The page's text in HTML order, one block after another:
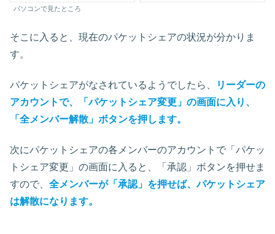
パソコンで見たところ
そこに入ると、現在のパケットシェアの状況が分かりま
す。
パケットシェアがなされているようでしたら、
リーダーの
アカウントで、「パケットシェア変更」の画面に入り、
「全メンバー解散」ボタンを押します。
次にパケットシェアの各メンバーのアカウントで「パケッ
トシェア変更」の画面に入ると、「承認」ボタンを押せま
すので、 全メンバーが「承認」を押せば、パケットシェア
は解散になります。